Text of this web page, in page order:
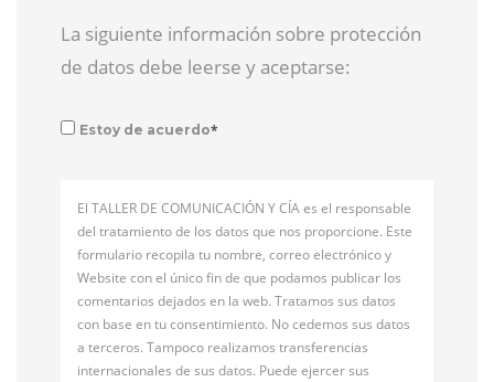
La siguiente información sobre protección
de datos debe leerse y aceptarse:
Estoy de acuerdo*
El TALLER DE COMUNICACIÓN Y CÍA es el responsable
del tratamiento de los datos que nos proporcione. Este
formulario recopila tu nombre, correo electrónico y
Website con el único fin de que podamos publicar los
comentarios dejados en la web. Tratamos sus datos
con base en tu consentimiento. No cedemos sus datos
a terceros. Tampoco realizamos transferencias
internacionales de sus datos. Puede ejercer sus